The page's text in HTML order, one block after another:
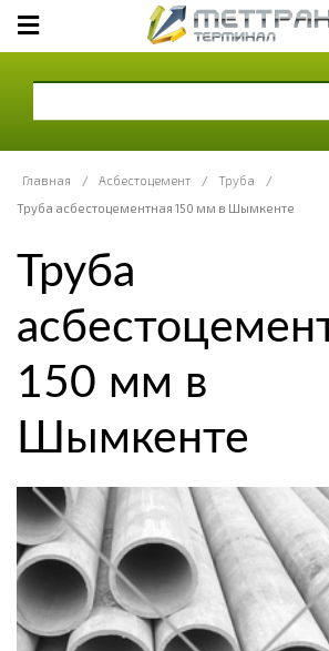
Главная / Асбестоцемент / Труба
/
Труба асбестоцементная 150 мм в Шымкенте
Труба
150 мм в
Шымкенте